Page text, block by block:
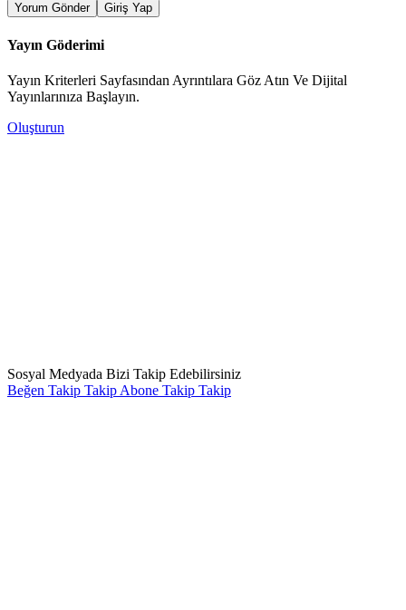
Yorum Gönder Giriş Yap
Yayın Göderimi
Yayın Kriterleri Sayfasından Ayrıntılara Göz Atın Ve Dijital
Yayınlarınıza Başlayın.
Oluşturun
Sosyal Medyada Bizi Takip Edebilirsiniz
Beğen Takip Takip Abone Takip Takip